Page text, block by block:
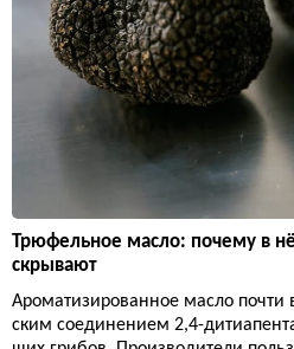
Трюфельное масло: почему в
скрывают
Ароматизированное масло почти
ским соединением 2,4-